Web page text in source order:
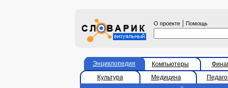
О проекте | Помощь
Энциклопедия Компьютеры
Культура
Медицина